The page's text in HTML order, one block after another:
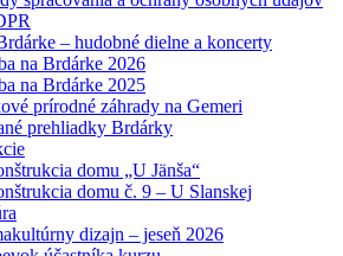
– hudobné dielne a koncerty
na Brdárke 2026
na Brdárke 2025
prírodné záhrady na Gemeri
prehliadky Brdárky
domu „U Jänša“
domu č. 9 – U Slanskej
dizajn – jeseň 2026